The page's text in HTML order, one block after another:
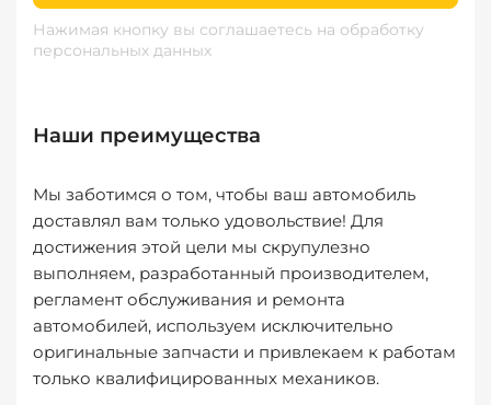
Нажимая кнопку вы соглашаетесь на обработку
персональных данных
Наши преимущества
Мы заботимся о том, чтобы ваш автомобиль
доставлял вам только удовольствие! Для
достижения этой цели мы скрупулезно
выполняем, разработанный производителем,
регламент обслуживания и ремонта
автомобилей, используем исключительно
оригинальные запчасти и привлекаем к работам
только квалифицированных механиков.